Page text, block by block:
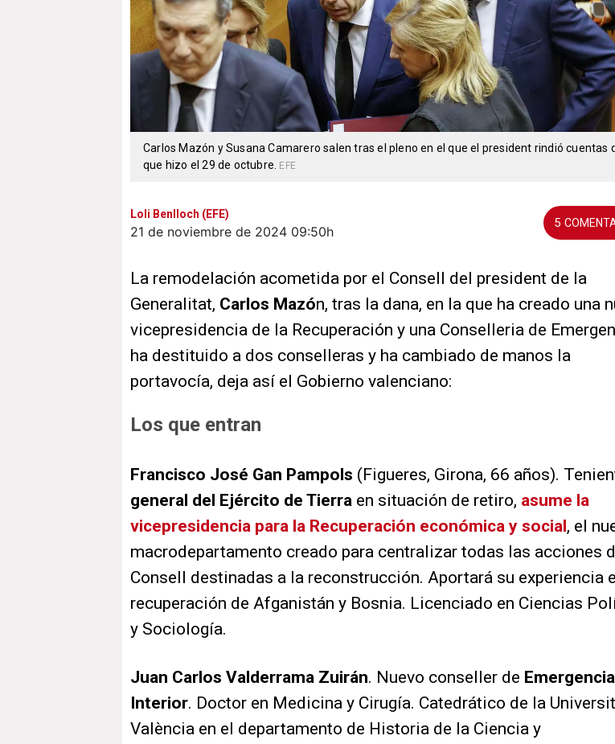
Carlos Mazón y Susana Camarero salen tras el pleno en el que el president rindió cuentas
que hizo el 29 de octubre. EFE
Loli Benlloch (EFE)
21 de noviembre de 2024 09:50h
5
La remodelación acometida por el Consell del president de la
Generalitat, Carlos Mazón, tras la dana, en la que ha creado una
vicepresidencia de la Recuperación y una Conselleria de
ha destituido a dos conselleras y ha cambiado de manos la
portavocía, deja así el Gobierno valenciano:
Los que entran
Francisco José Gan Pampols (Figueres, Girona, 66 años).
general del Ejército de Tierra en situación de retiro, asume la
vicepresidencia para la Recuperación económica y social , el
macrodepartamento creado para centralizar todas las acciones
Consell destinadas a la reconstrucción. Aportará su experiencia
recuperación de Afganistán y Bosnia. Licenciado en Ciencias
y Sociología.
Juan Carlos Valderrama Zuirán. Nuevo conseller de
Interior. Doctor en Medicina y Cirugía. Catedrático de la
València en el departamento de Historia de la Ciencia y